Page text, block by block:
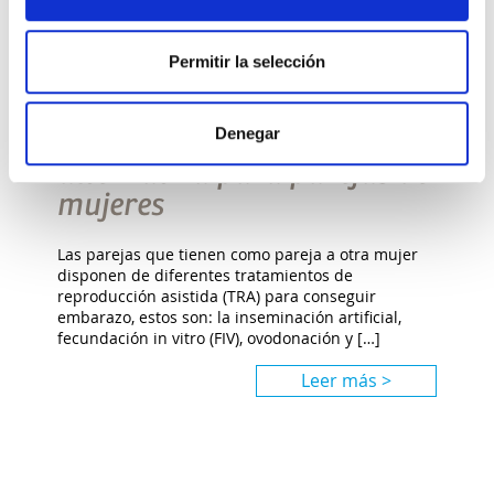
Permitir la selección
Denegar
QUIERO SER MAMÁ
Método ROPA: una nueva
alternativa para parejas de
mujeres
Las parejas que tienen como pareja a otra mujer
disponen de diferentes tratamientos de
reproducción asistida (TRA) para conseguir
embarazo, estos son: la inseminación artificial,
fecundación in vitro (FIV), ovodonación y […]
Leer más >